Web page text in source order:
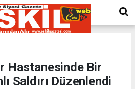
Hastanesinde Bir
Saldırı Düzenlendi